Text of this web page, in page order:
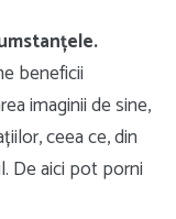
beneficii
imaginii de sine,
ceea ce, din
De aici pot porni